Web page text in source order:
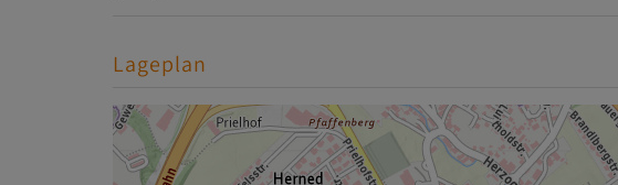
Lageplan